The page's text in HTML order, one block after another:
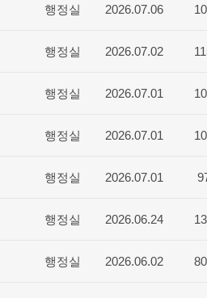
행정실 2026.07.06
행정실 2026.07.02
행정실 2026.07.01
행정실 2026.07.01
행정실 2026.07.01
행정실 2026.06.24
행정실 2026.06.02